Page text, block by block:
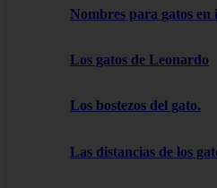
Nombres para gatos en
Los gatos de Leonardo
Los bostezos del gato.
Las distancias de los